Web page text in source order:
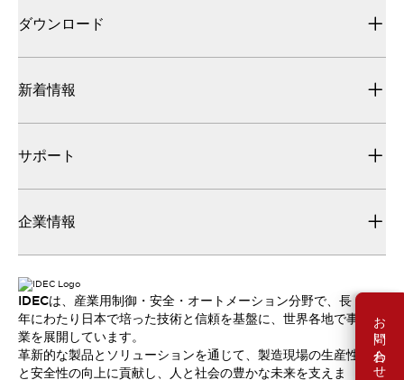
お問い合わせ
ダウンロード
新着情報
サポート
企業情報
IDECは、産業用制御・安全・オートメーション分野で、長
年にわたり日本で培った技術と信頼を基盤に、世界各地で事
業を展開しています。
革新的な製品とソリューションを通じて、製造現場の生産性
と安全性の向上に貢献し、人と社会の豊かな未来を支えま